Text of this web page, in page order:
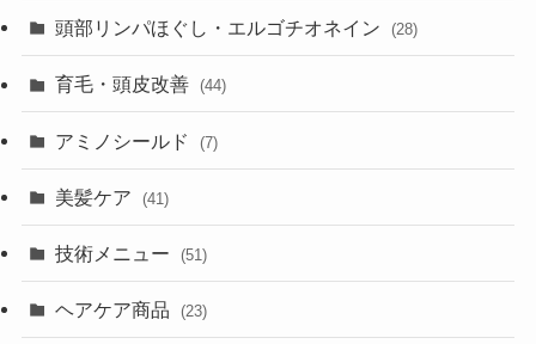
頭部リンパほぐし・エルゴチオネイン (28)
育毛・頭皮改善 (44)
アミノシールド (7)
美髪ケア (41)
技術メニュー (51)
ヘアケア商品 (23)